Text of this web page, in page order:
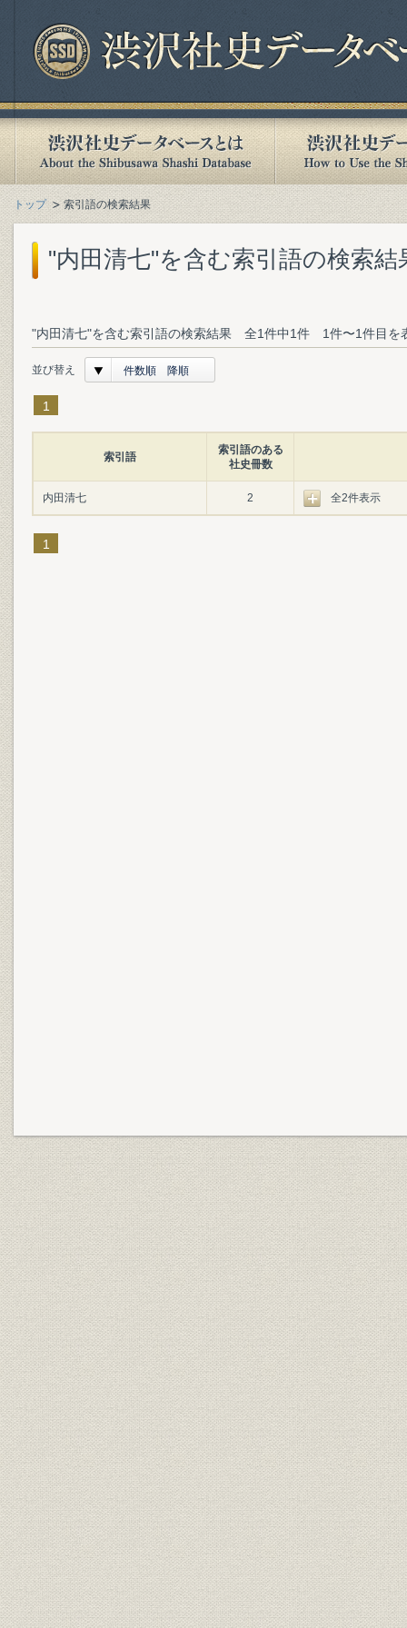
トップ 索引語の検索結果
"内田清七"を含む索引語の検索結
"内田清七"を含む索引語の検索結果 全1件中1件 1件〜1件目を
並び替え 件数順 降順
1
索引語
索引語のある
社史冊数
内田清七 2 全2件表示
1